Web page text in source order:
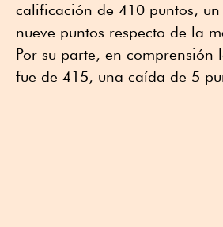
calificación de 410 puntos, un
nueve puntos respecto de la
Por su parte, en comprensión
fue de 415, una caída de 5